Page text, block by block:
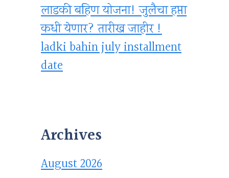
लाडकी बहिण योजना! जुलैचा हप्ता
कधी येणार? तारीख जाहीर !
ladki bahin july installment
date
Archives
August 2026